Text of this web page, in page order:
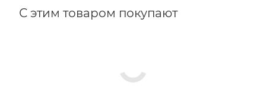
С этим товаром покупают